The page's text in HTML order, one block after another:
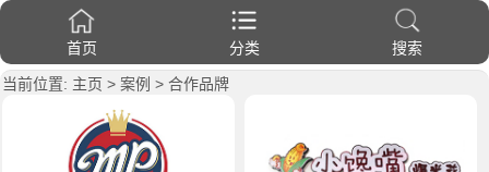
首页 分类 搜索
当前位置: 主页 > 案例 > 合作品牌